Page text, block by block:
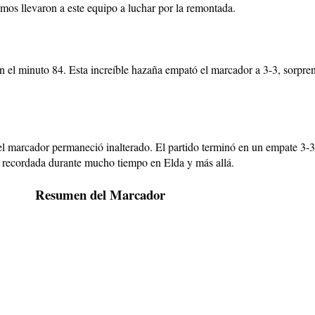
llevaron a este equipo a luchar por la remontada.
minuto 84. Esta increíble hazaña empató el marcador a 3-3,
permaneció inalterado. El partido terminó en un empate
durante mucho tiempo en Elda y más allá.
Resumen del Marcador